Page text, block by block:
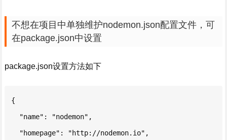
不想在项目中单独维护nodemon.json配置文件，可
在package.json中设置
package.json设置方法如下
{
"name": "nodemon",
"homepage": "http://nodemon.io",